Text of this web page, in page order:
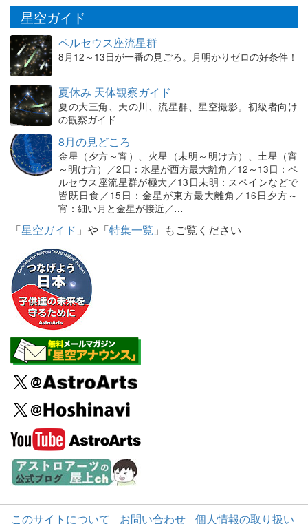
星空ガイド
ペルセウス座流星群
8月12～13日が一番の見ごろ。月明かりゼロの好条件！
夏休み 天体観察ガイド
夏の大三角、天の川、流星群、星空撮影。初級者向け
の観察ガイド
8月の見どころ
金星（夕方～宵）、火星（未明～明け方）、土星（宵
～明け方）／2日：水星が西方最大離角／12～13日：ペ
ルセウス座流星群が極大／13日未明：スペインなどで
皆既日食／15日：金星が東方最大離角／16日夕方～
宵：細い月と金星が接近／…
「星空ガイド 」や「特集一覧 」もご覧ください
このサイトについて お問い合わせ 個人情報の取り扱い